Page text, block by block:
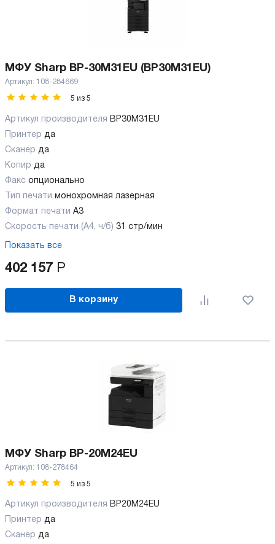
МФУ Sharp BP-30M31EU (BP30M31EU)
Артикул: 108-284669
5 из 5
Артикул производителя BP30M31EU
Принтер да
Сканер да
Копир да
Факс опционально
Тип печати монохромная лазерная
Формат печати A3
Скорость печати (А4, ч/б) 31 стр/мин
Показать все
402 157 Р
В корзину
МФУ Sharp BP-20M24EU
Артикул: 108-278464
5 из 5
Артикул производителя
BP20M24EU
Принтер да
Сканер да